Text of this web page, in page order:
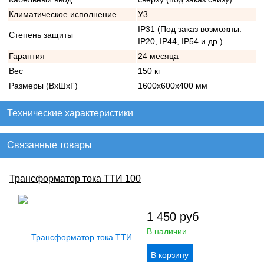
Климатическое исполнение
У3
Степень защиты
IP31 (Под заказ возможны:
IP20, IP44, IP54 и др.)
Гарантия
24 месяца
Вес
150 кг
Размеры (ВхШхГ)
1600х600х400 мм
Технические характеристики
Связанные товары
Трансформатор тока ТТИ 100
1 450 руб
В наличии